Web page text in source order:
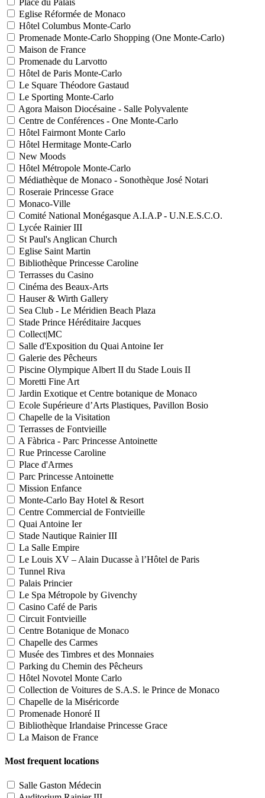
Place du Palais
Eglise Réformée de Monaco
Hôtel Columbus Monte-Carlo
Promenade Monte-Carlo Shopping (One Monte-Carlo)
Maison de France
Promenade du Larvotto
Hôtel de Paris Monte-Carlo
Le Square Théodore Gastaud
Le Sporting Monte-Carlo
Agora Maison Diocésaine - Salle Polyvalente
Centre de Conférences - One Monte-Carlo
Hôtel Fairmont Monte Carlo
Hôtel Hermitage Monte-Carlo
New Moods
Hôtel Métropole Monte-Carlo
Médiathèque de Monaco - Sonothèque José Notari
Roseraie Princesse Grace
Monaco-Ville
Comité National Monégasque A.I.A.P - U.N.E.S.C.O.
Lycée Rainier III
St Paul's Anglican Church
Eglise Saint Martin
Bibliothèque Princesse Caroline
Terrasses du Casino
Cinéma des Beaux-Arts
Hauser & Wirth Gallery
Sea Club - Le Méridien Beach Plaza
Stade Prince Héréditaire Jacques
Collect|MC
Salle d'Exposition du Quai Antoine Ier
Galerie des Pêcheurs
Piscine Olympique Albert II du Stade Louis II
Moretti Fine Art
Jardin Exotique et Centre botanique de Monaco
Ecole Supérieure d’Arts Plastiques, Pavillon Bosio
Chapelle de la Visitation
Terrasses de Fontvieille
A Fàbrica - Parc Princesse Antoinette
Rue Princesse Caroline
Place d'Armes
Parc Princesse Antoinette
Mission Enfance
Monte-Carlo Bay Hotel & Resort
Centre Commercial de Fontvieille
Quai Antoine Ier
Stade Nautique Rainier III
La Salle Empire
Le Louis XV – Alain Ducasse à l’Hôtel de Paris
Tunnel Riva
Palais Princier
Le Spa Métropole by Givenchy
Casino Café de Paris
Circuit Fontvieille
Centre Botanique de Monaco
Chapelle des Carmes
Musée des Timbres et des Monnaies
Parking du Chemin des Pêcheurs
Hôtel Novotel Monte Carlo
Collection de Voitures de S.A.S. le Prince de Monaco
Chapelle de la Miséricorde
Promenade Honoré II
Bibliothèque Irlandaise Princesse Grace
La Maison de France
Most frequent locations
Salle Gaston Médecin